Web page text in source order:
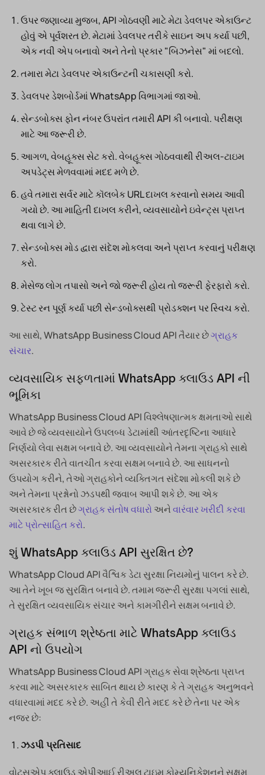
ઉપર જણાવ્યા મુજબ, API ગોઠવણી માટે મેટા ડેવલપર એકાઉન્ટ
હોવું એ પૂર્વશરત છે. મેટામાં ડેવલપર તરીકે સાઇન અપ કર્યા પછી,
એક નવી એપ બનાવો અને તેનો પ્રકાર "બિઝનેસ" માં બદલો.
તમારા મેટા ડેવલપર એકાઉન્ટની ચકાસણી કરો.
ડેવલપર ડેશબોર્ડમાં WhatsApp વિભાગમાં જાઓ.
સેન્ડબોક્સ ફોન નંબર ઉપરાંત તમારી API કી બનાવો. પરીક્ષણ
માટે આ જરૂરી છે.
આગળ, વેબહૂક્સ સેટ કરો. વેબહૂક્સ ગોઠવવાથી રીઅલ-ટાઇમ
અપડેટ્સ મેળવવામાં મદદ મળે છે.
હવે તમારા સર્વર માટે કૉલબેક URL દાખલ કરવાનો સમય આવી
ગયો છે. આ માહિતી દાખલ કરીને, વ્યવસાયોને ઇવેન્ટ્સ પ્રાપ્ત
થવા લાગે છે.
સેન્ડબોક્સ મોડ દ્વારા સંદેશ મોકલવા અને પ્રાપ્ત કરવાનું પરીક્ષણ
કરો.
મેસેજ લોગ તપાસો અને જો જરૂરી હોય તો જરૂરી ફેરફારો કરો.
ટેસ્ટ રન પૂર્ણ કર્યા પછી સેન્ડબોક્સથી પ્રોડક્શન પર સ્વિચ કરો.
આ સાથે, WhatsApp Business Cloud API તૈયાર છેગ્રાહક
સંચાર.
વ્યવસાયિક સફળતામાં WhatsApp ક્લાઉડ API ની
ભૂમિકા
WhatsApp Business Cloud API વિશ્લેષણાત્મક ક્ષમતાઓ સાથે
આવે છે જે વ્યવસાયોને ઉપલબ્ધ ડેટામાંથી આંતરદૃષ્ટિના આધારે
નિર્ણયો લેવા સક્ષમ બનાવે છે. આ વ્યવસાયોને તેમના ગ્રાહકો સાથે
અસરકારક રીતે વાતચીત કરવા સક્ષમ બનાવે છે. આ સાધનનો
ઉપયોગ કરીને, તેઓ ગ્રાહકોને વ્યક્તિગત સંદેશા મોકલી શકે છે
અને તેમના પ્રશ્નોનો ઝડપથી જવાબ આપી શકે છે. આ એક
અસરકારક રીત છેગ્રાહક સંતોષ વધારો અનેવારંવાર ખરીદી કરવા
માટે પ્રોત્સાહિત કરો.
શું WhatsApp ક્લાઉડ API સુરક્ષિત છે?
WhatsApp Cloud API વૈશ્વિક ડેટા સુરક્ષા નિયમોનું પાલન કરે છે.
આ તેને ખૂબ જ સુરક્ષિત બનાવે છે. તમામ જરૂરી સુરક્ષા પગલાં સાથે,
તે સુરક્ષિત વ્યવસાયિક સંચાર અને કામગીરીને સક્ષમ બનાવે છે.
ગ્રાહક સંભાળ શ્રેષ્ઠતા માટે WhatsApp ક્લાઉડ
API નો ઉપયોગ
WhatsApp Business Cloud API ગ્રાહક સેવા શ્રેષ્ઠતા પ્રાપ્ત
કરવા માટે અસરકારક સાબિત થાય છે કારણ કે તે ગ્રાહક અનુભવને
વધારવામાં મદદ કરે છે. અહીં તે કેવી રીતે મદદ કરે છે તેના પર એક
નજર છે:
ઝડપી પ્રતિસાદ
વોટ્સએપ ક્લાઉડ એપીઆઈ રીઅલ ટાઇમ કોમ્યુનિકેશનને સક્ષમ